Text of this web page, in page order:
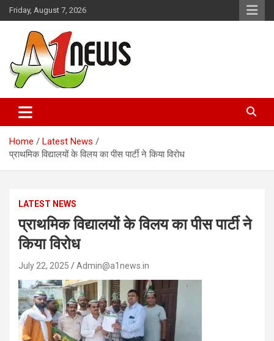
Skip
to
content
Friday, August 7, 2026
A1news.in
Home
Latest News
प्राथमिक विद्यालयों के विलय का पीस पार्टी ने किया विरोध
LATEST NEWS
प्राथमिक विद्यालयों के विलय का पीस पार्टी ने
किया विरोध
July 22, 2025 Admin@a1news.in